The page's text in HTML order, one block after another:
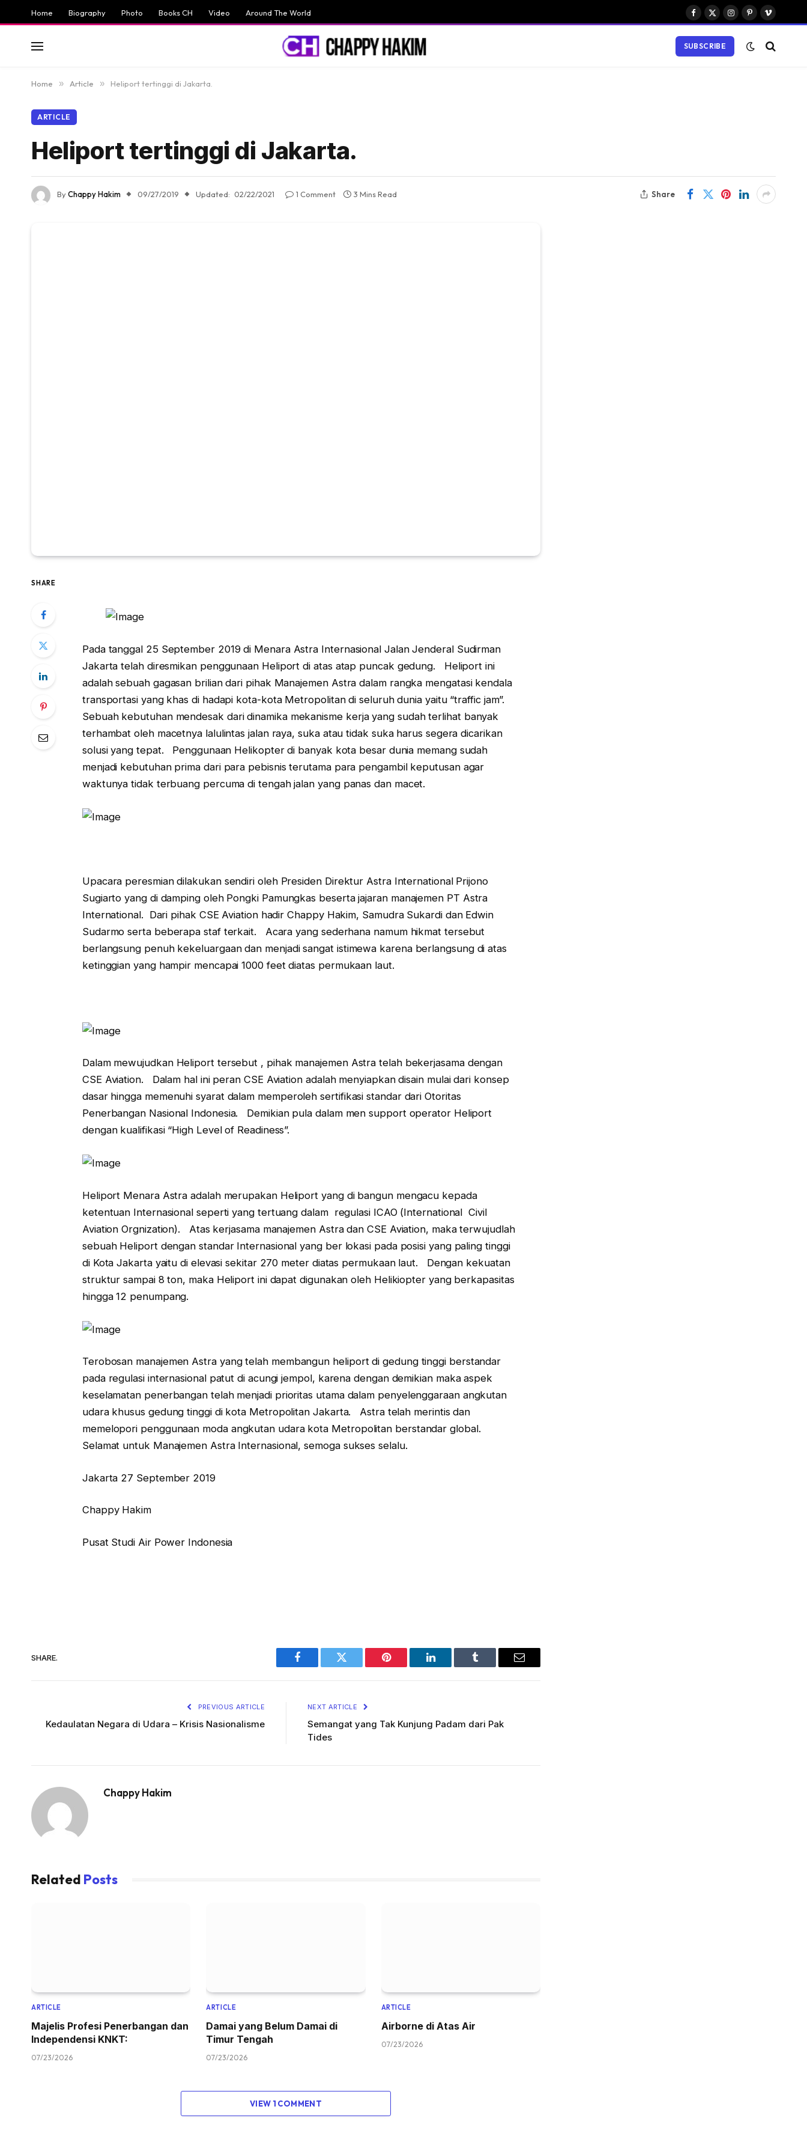
Home Biography Photo Books CH Video Around The World
Facebook
X
Instagram
PinterestVimeo
SUBSCRIBE
Home » Article » Heliport tertinggi di Jakarta.
ARTICLE
Heliport tertinggi di Jakarta.
ByChappy Hakim 09/27/2019 Updated: 02/22/2021 1 Comment 3 Mins Read Share
SHARE
Pada tanggal 25 September 2019 di Menara Astra Internasional Jalan Jenderal Sudirman
Jakarta telah diresmikan penggunaan Heliport di atas atap puncak gedung. Heliport ini
adalah sebuah gagasan brilian dari pihak Manajemen Astra dalam rangka mengatasi kendala
transportasi yang khas di hadapi kota-kota Metropolitan di seluruh dunia yaitu “traffic jam”.
Sebuah kebutuhan mendesak dari dinamika mekanisme kerja yang sudah terlihat banyak
terhambat oleh macetnya lalulintas jalan raya, suka atau tidak suka harus segera dicarikan
solusi yang tepat. Penggunaan Helikopter di banyak kota besar dunia memang sudah
menjadi kebutuhan prima dari para pebisnis terutama para pengambil keputusan agar
waktunya tidak terbuang percuma di tengah jalan yang panas dan macet.
Upacara peresmian dilakukan sendiri oleh Presiden Direktur Astra International Prijono
Sugiarto yang di damping oleh Pongki Pamungkas beserta jajaran manajemen PT Astra
International. Dari pihak CSE Aviation hadir Chappy Hakim, Samudra Sukardi dan Edwin
Sudarmo serta beberapa staf terkait. Acara yang sederhana namum hikmat tersebut
berlangsung penuh kekeluargaan dan menjadi sangat istimewa karena berlangsung di atas
ketinggian yang hampir mencapai 1000 feet diatas permukaan laut.
Dalam mewujudkan Heliport tersebut , pihak manajemen Astra telah bekerjasama dengan
CSE Aviation. Dalam hal ini peran CSE Aviation adalah menyiapkan disain mulai dari konsep
dasar hingga memenuhi syarat dalam memperoleh sertifikasi standar dari Otoritas
Penerbangan Nasional Indonesia. Demikian pula dalam men support operator Heliport
dengan kualifikasi “High Level of Readiness”.
Heliport Menara Astra adalah merupakan Heliport yang di bangun mengacu kepada
ketentuan Internasional seperti yang tertuang dalam regulasi ICAO (International Civil
Aviation Orgnization). Atas kerjasama manajemen Astra dan CSE Aviation, maka terwujudlah
sebuah Heliport dengan standar Internasional yang ber lokasi pada posisi yang paling tinggi
di Kota Jakarta yaitu di elevasi sekitar 270 meter diatas permukaan laut. Dengan kekuatan
struktur sampai 8 ton, maka Heliport ini dapat digunakan oleh Helikiopter yang berkapasitas
hingga 12 penumpang.
Terobosan manajemen Astra yang telah membangun heliport di gedung tinggi berstandar
pada regulasi internasional patut di acungi jempol, karena dengan demikian maka aspek
keselamatan penerbangan telah menjadi prioritas utama dalam penyelenggaraan angkutan
udara khusus gedung tinggi di kota Metropolitan Jakarta. Astra telah merintis dan
memelopori penggunaan moda angkutan udara kota Metropolitan berstandar global.
Selamat untuk Manajemen Astra Internasional, semoga sukses selalu.
Jakarta 27 September 2019
Chappy Hakim
Pusat Studi Air Power Indonesia
SHARE.
Facebook Twitter Pinterest LinkedIn Tumblr Email
PREVIOUS ARTICLE
Kedaulatan Negara di Udara – Krisis Nasionalisme
NEXT ARTICLE
Semangat yang Tak Kunjung Padam dari Pak
Tides
Chappy Hakim
Related Posts
ARTICLE
Majelis Profesi Penerbangan dan
Independensi KNKT:
07/23/2026
ARTICLE
Damai yang Belum Damai di
Timur Tengah
07/23/2026
ARTICLE
Airborne di Atas Air
07/23/2026
VIEW 1 COMMENT